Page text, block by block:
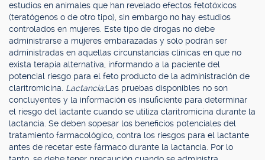
estudios en animales que han revelado efectos fetotóxicos
(teratógenos o de otro tipo), sin embargo no hay estudios
controlados en mujeres. Este tipo de drogas no debe
administrarse a mujeres embarazadas y sólo podrán ser
administradas en aquellas circunstancias clínicas en que no
exista terapia alternativa, informando a la paciente del
potencial riesgo para el feto producto de la administración de
claritromicina. Lactancia:Las pruebas disponibles no son
concluyentes y la información es insuficiente para determinar
el riesgo del lactante cuando se utiliza claritromicina durante la
lactancia. Se deben sopesar los beneficios potenciales del
tratamiento farmacológico, contra los riesgos para el lactante
antes de recetar este fármaco durante la lactancia. Por lo